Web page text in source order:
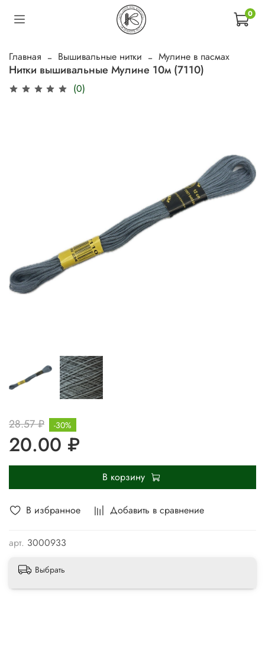
0
Главная Вышивальные нитки Мулине в пасмах
Нитки вышивальные Мулине 10м (7110)
(0)
В избранное Добавить в сравнение
арт. 3000933
28.57 ₽
20.00 ₽
-30%
В корзину
Выбрать